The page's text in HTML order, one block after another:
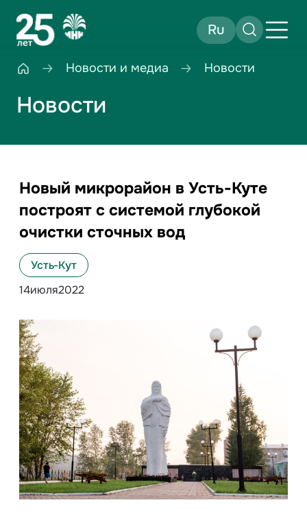
Ru
Новости и медиа Новости
Новости
Новый микрорайон в Усть-Куте
построят с системой глубокой
очистки сточных вод
Усть-Кут
14июля2022